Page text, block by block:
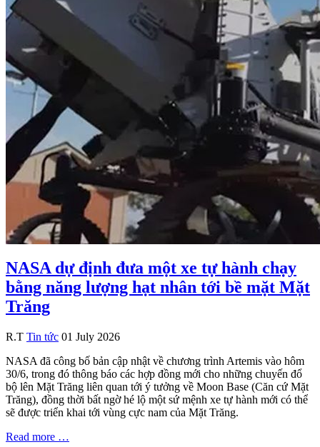
NASA dự định đưa một xe tự hành chạy
bằng năng lượng hạt nhân tới bề mặt Mặt
Trăng
R.T Tin tức 01 July 2026
NASA đã công bố bản cập nhật về chương trình Artemis vào hôm
30/6, trong đó thông báo các hợp đồng mới cho những chuyến đổ
bộ lên Mặt Trăng liên quan tới ý tưởng về Moon Base (Căn cứ Mặt
Trăng), đồng thời bất ngờ hé lộ một sứ mệnh xe tự hành mới có thể
sẽ được triển khai tới vùng cực nam của Mặt Trăng.
Read more …